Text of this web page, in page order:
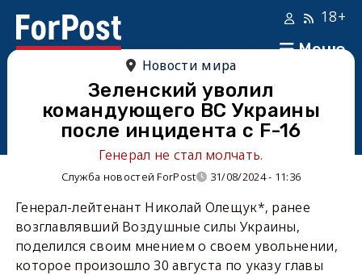
Меню
18+
Новости мира
Зеленский уволил
командующего ВС Украины
после инцидента с F-16
Генерал не стал молчать.
Служба новостей ForPost 31/08/2024 - 11:36
Генерал-лейтенант Николай Олещук*, ранее
возглавлявший Воздушные силы Украины,
поделился своим мнением о своем увольнении,
которое произошло 30 августа по указу главы